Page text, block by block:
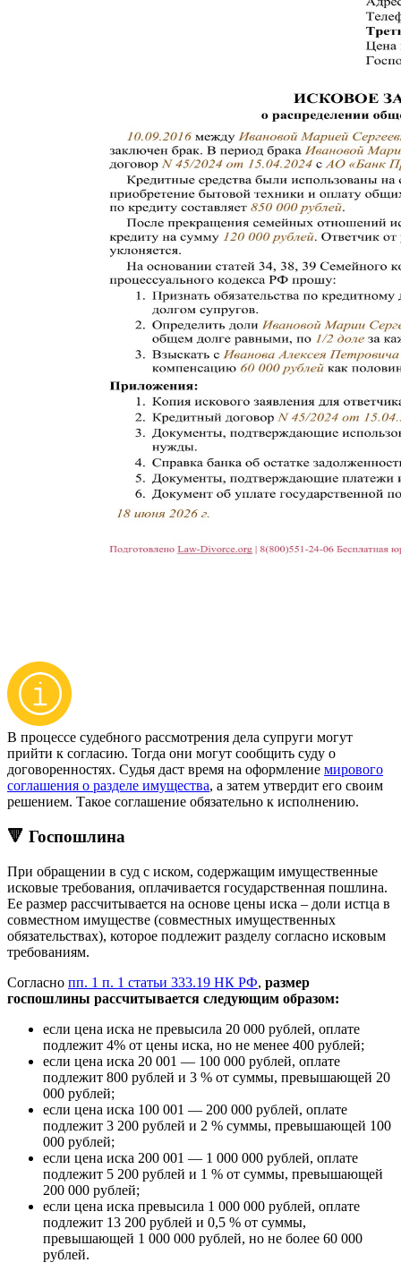
В процессе судебного рассмотрения дела супруги могут
прийти к согласию. Тогда они могут сообщить суду о
договоренностях. Судья даст время на оформление мирового
соглашения о разделе имущества, а затем утвердит его своим
решением. Такое соглашение обязательно к исполнению.
🔻 Госпошлина
При обращении в суд с иском, содержащим имущественные
исковые требования, оплачивается государственная пошлина.
Ее размер рассчитывается на основе цены иска – доли истца в
совместном имуществе (совместных имущественных
обязательствах), которое подлежит разделу согласно исковым
требованиям.
Согласно пп. 1 п. 1 статьи 333.19 НК РФ, размер
госпошлины рассчитывается следующим образом:
если цена иска не превысила 20 000 рублей, оплате
подлежит 4% от цены иска, но не менее 400 рублей;
если цена иска 20 001 — 100 000 рублей, оплате
подлежит 800 рублей и 3 % от суммы, превышающей 20
000 рублей;
если цена иска 100 001 — 200 000 рублей, оплате
подлежит 3 200 рублей и 2 % суммы, превышающей 100
000 рублей;
если цена иска 200 001 — 1 000 000 рублей, оплате
подлежит 5 200 рублей и 1 % от суммы, превышающей
200 000 рублей;
если цена иска превысила 1 000 000 рублей, оплате
подлежит 13 200 рублей и 0,5 % от суммы,
превышающей 1 000 000 рублей, но не более 60 000
рублей.